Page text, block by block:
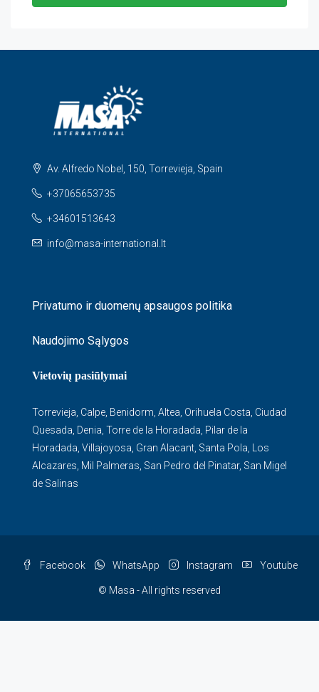
Av. Alfredo Nobel, 150, Torrevieja, Spain
+37065653735
+34601513643
info@masa-international.lt
Privatumo ir duomenų apsaugos politika
Naudojimo Sąlygos
Vietovių pasiūlymai
Torrevieja, Calpe, Benidorm, Altea, Orihuela Costa, Ciudad
Quesada, Denia, Torre de la Horadada, Pilar de la
Horadada, Villajoyosa, Gran Alacant, Santa Pola, Los
Alcazares, Mil Palmeras, San Pedro del Pinatar, San Migel
de Salinas
Facebook WhatsApp Instagram Youtube
© Masa - All rights reserved